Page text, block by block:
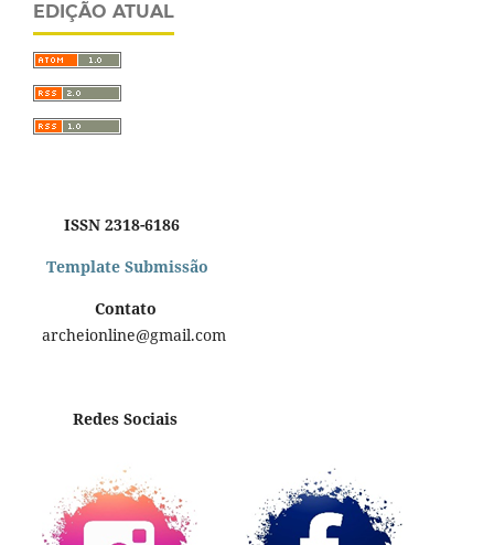
EDIÇÃO ATUAL
ISSN 2318-6186
Template Submissão
Contato
archeionline@gmail.com
Redes Sociais